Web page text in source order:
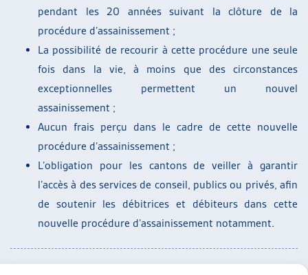
pendant les 20 années suivant la clôture de la
procédure d’assainissement ;
La possibilité de recourir à cette procédure une seule
fois dans la vie, à moins que des circonstances
exceptionnelles permettent un nouvel
assainissement ;
Aucun frais perçu dans le cadre de cette nouvelle
procédure d’assainissement ;
L’obligation pour les cantons de veiller à garantir
l’accès à des services de conseil, publics ou privés, afin
de soutenir les débitrices et débiteurs dans cette
nouvelle procédure d’assainissement notamment.